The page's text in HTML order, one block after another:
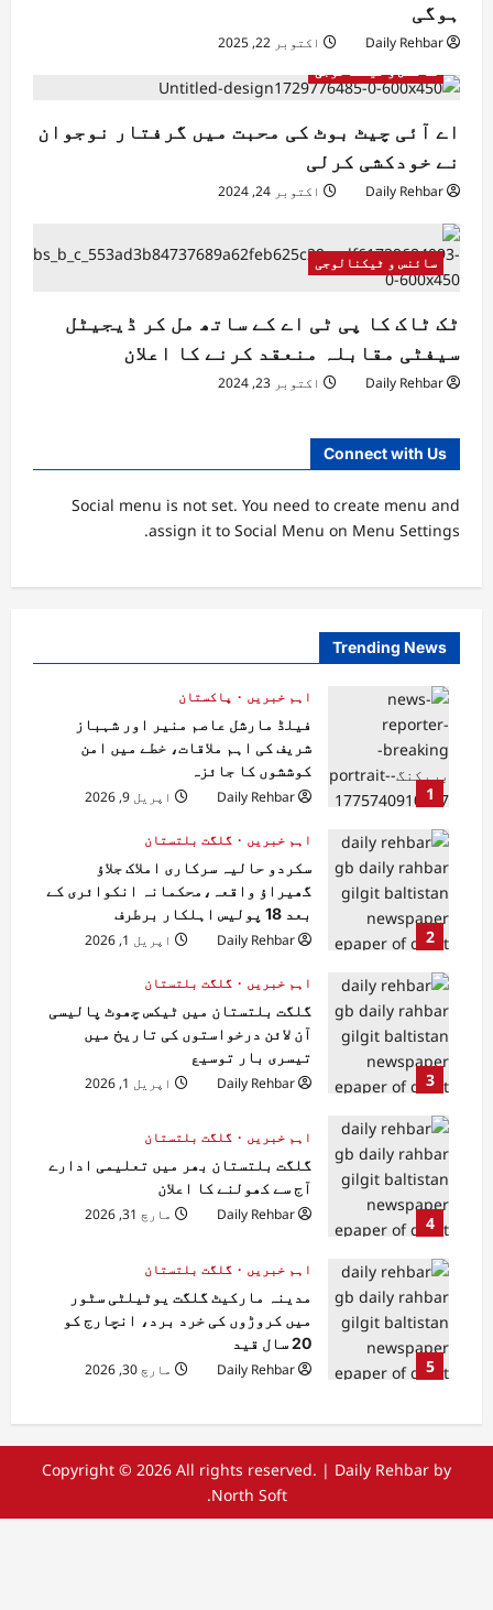
ہوگی
Daily Rehbar
اکتوبر 22, 2025
سائنس و ٹیکنالوجی
اے آئی چیٹ بوٹ کی محبت میں گرفتار نوجوان
نے خودکشی کرلی
Daily Rehbar اکتوبر 24, 2024
سائنس و ٹیکنالوجی
ٹک ٹاک کا پی ٹی اے کے ساتھ مل کر ڈیجیٹل
سیفٹی مقابلہ منعقد کرنے کا اعلان
Daily Rehbar اکتوبر 23, 2024
Connect with Us
Social menu is not set. You need to create menu and
assign it to Social Menu on Menu Settings.
Trending News
1
اہم خبریں
پاکستان
فیلڈ مارشل عاصم منیر اور شہباز
شریف کی اہم ملاقات، خطے میں امن
کوششوں کا جائزہ
Daily Rehbar
اپریل 9, 2026
2
اہم خبریں
گلگت بلتستان
سکردو حالیہ سرکاری املاک جلاؤ
گھیراؤ واقعہ،محکمانہ انکوائری کے
بعد 18 پولیس اہلکار برطرف
Daily Rehbar
اپریل 1, 2026
3
اہم خبریں
گلگت بلتستان
گلگت بلتستان میں ٹیکس چھوٹ پالیسی
آن لائن درخواستوں کی تاریخ میں
تیسری بار توسیع
Daily Rehbar
اپریل 1, 2026
4
اہم خبریں
گلگت بلتستان
گلگت بلتستان بھر میں تعلیمی ادارے
آج سے کھولنے کا اعلان
Daily Rehbar
مارچ 31, 2026
5
اہم خبریں
گلگت بلتستان
مدینہ مارکیٹ گلگت یوٹیلٹی سٹور
میں کروڑوں کی خرد برد، انچارج کو
20 سال قید
Daily Rehbar
مارچ 30, 2026
Copyright © 2026 All rights reserved. | Daily Rehbar by
North Soft.